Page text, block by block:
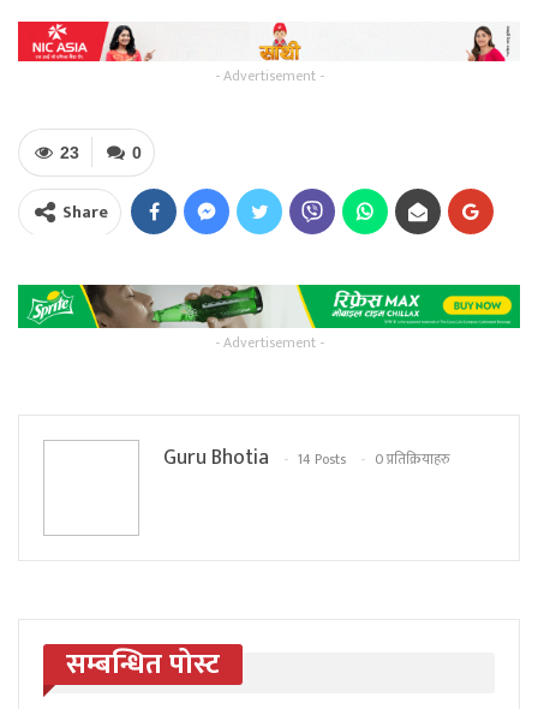
- Advertisement -
0
23
Share
- Advertisement -
Guru Bhotia 14 Posts 0 प्रतिक्रियाहरु
सम्बन्धित पोस्ट